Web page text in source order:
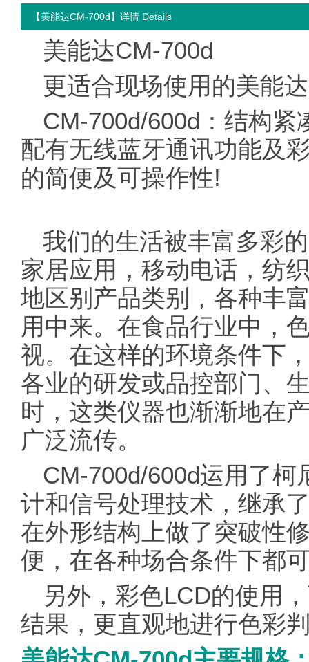
【美能达CM-700d】详情 Details
美能达CM-700d
更适合现场使用的美能
CM-700d/600d：结构
配有无线蓝牙通讯功能及
的简便及可操作性!
我们的生活被丰富多彩
家居应用，移动电话，纺
地区别产品类别，各种丰
用中来。在食品行业中，
视。在这样的环境条件下
各业的研发或品控部门、
时，这类仪器也渐渐地在
广泛流传。
CM-700d/600d运用了
计和信号处理技术，继承
在外形结构上做了突破性
便，在各种场合条件下都
另外，彩色LCD的使用
结果，更直观地进行色彩